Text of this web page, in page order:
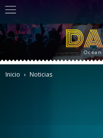
Inicio Noticias